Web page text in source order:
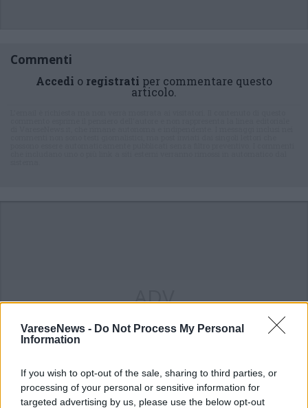
VareseNews - Do Not Process My Personal
Information
If you wish to opt-out of the sale, sharing to third parties, or
processing of your personal or sensitive information for
targeted advertising by us, please use the below opt-out
Commenti
Accedi o registrati per commentare questo
articolo.
ADV